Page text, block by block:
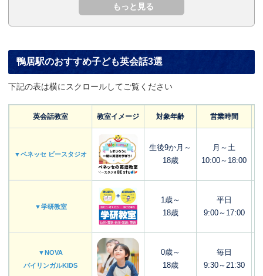
鴨居駅のおすすめ子ども英会話3選
下記の表は横にスクロールしてご覧ください
英会話教室 教室イメージ 対象年齢 営業時間
▼ベネッセ ビースタジオ
生後9か月～
18歳
月～土
10:00～18:00
▼学研教室
1歳～
18歳
平日
9:00～17:00
▼NOVA
バイリンガルKIDS
0歳～
18歳
毎日
9:30～21:30